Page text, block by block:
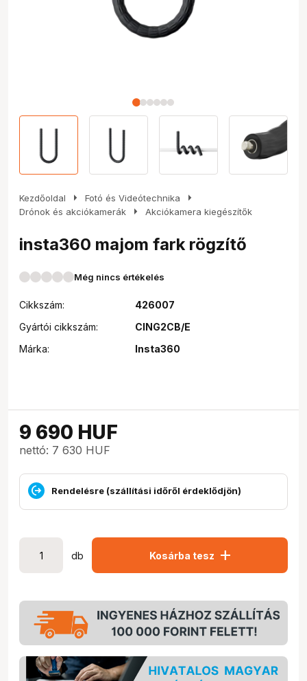
Kezdőoldal arrow_right Fotó és Videótechnika arrow_right
Drónok és akciókamerák arrow_right Akciókamera kiegészítők
insta360 majom fark rögzítő
Még nincs értékelés
Cikkszám:
426007
Gyártói cikkszám:
CING2CB/E
Márka:
Insta360
9 690 HUF
nettó: 7 630 HUF
Rendelésre (szállítási időről érdeklődjön)
db Kosárba tesz add